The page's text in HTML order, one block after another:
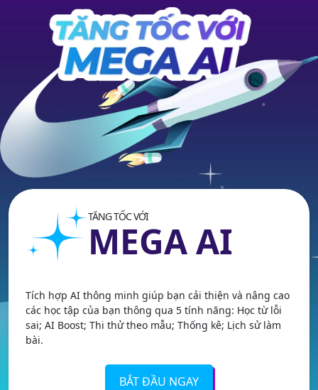
TĂNG TỐC VỚI
MEGA AI
Tích hợp AI thông minh giúp bạn cải thiện và nâng cao
các học tập của bạn thông qua 5 tính năng: Học từ lỗi
sai; AI Boost; Thi thử theo mẫu; Thống kê; Lịch sử làm
bài.
BẮT ĐẦU NGAY